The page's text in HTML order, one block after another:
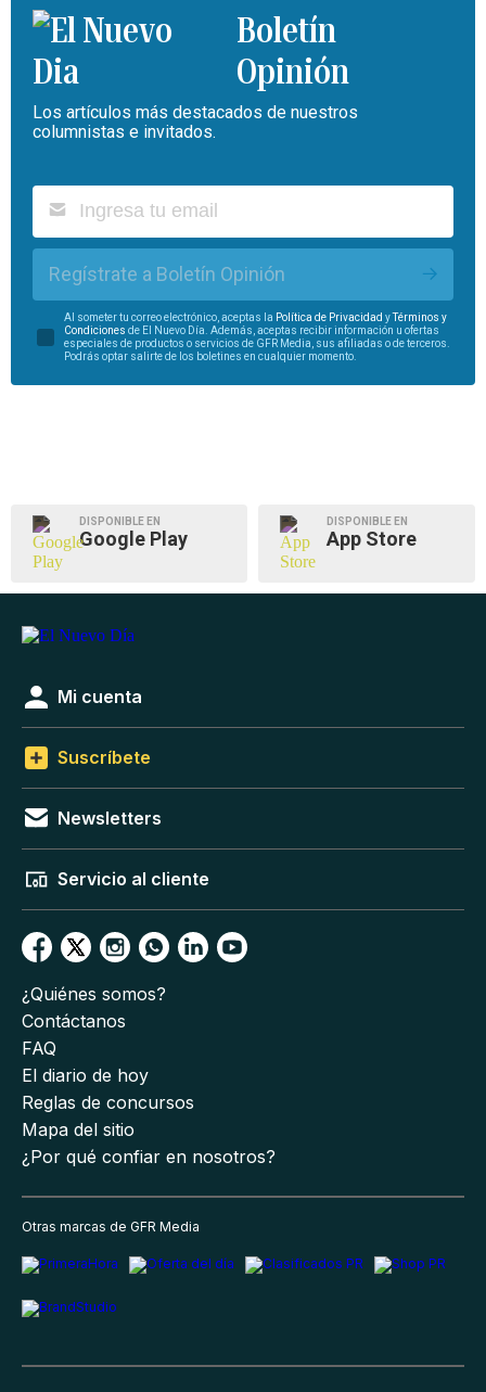
Boletín
Opinión
Los artículos más destacados de nuestros
columnistas e invitados.
Regístrate a Boletín Opinión
Al someter tu correo electrónico, aceptas la Política de Privacidad yTérminos y
Condiciones de El Nuevo Día. Además, aceptas recibir información u ofertas
especiales de productos o servicios de GFR Media, sus afiliadas o de terceros.
Podrás optar salirte de los boletines en cualquier momento.
DISPONIBLE EN
Google Play
DISPONIBLE EN
App Store
Mi cuenta
Suscríbete
Newsletters
Servicio al cliente
¿Quiénes somos?
Contáctanos
FAQ
El diario de hoy
Reglas de concursos
Mapa del sitio
¿Por qué confiar en nosotros?
Otras marcas de GFR Media